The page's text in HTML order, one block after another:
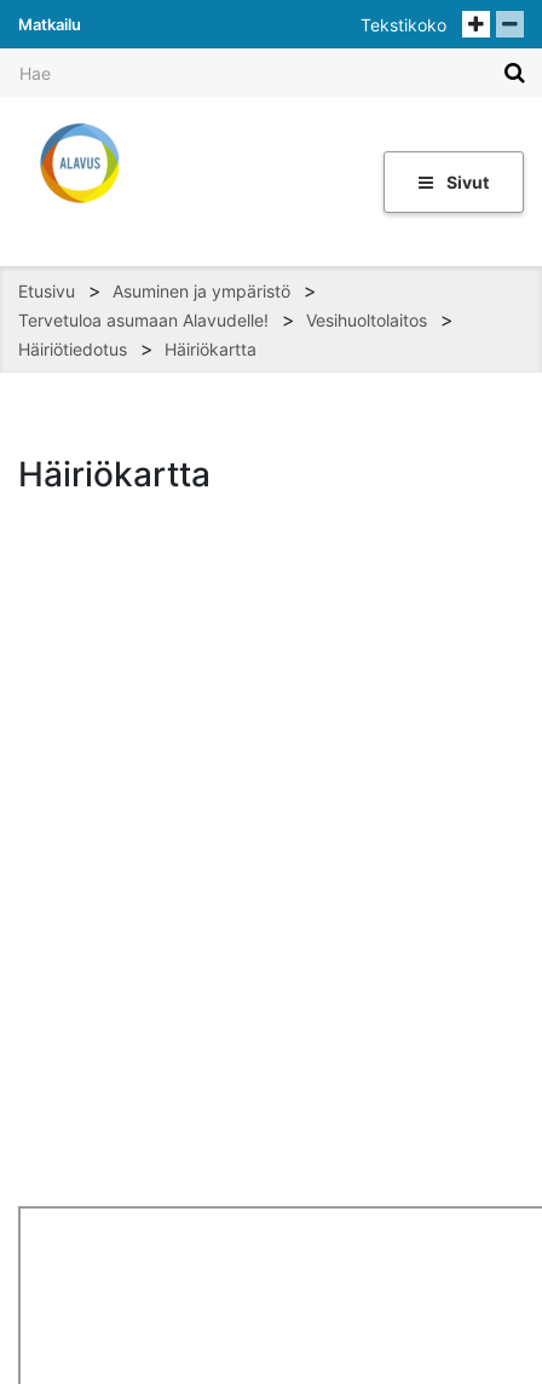
Matkailu Tekstikoko
Sivut
Etusivu > Asuminen ja ympäristö >
Tervetuloa asumaan Alavudelle! > Vesihuoltolaitos >
Häiriötiedotus > Häiriökartta
Häiriökartta